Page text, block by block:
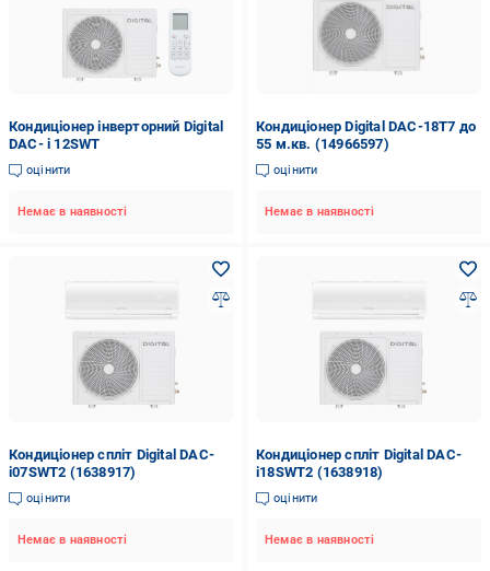
Кондиціонер інверторний Digital
DAC- i 12SWT
оцінити
Немає в наявності
Кондиціонер Digital DAC-18T7 до
55 м.кв. (14966597)
оцінити
Немає в наявності
Кондиціонер спліт Digital DAC-
i07SWT2 (1638917)
оцінити
Немає в наявності
Кондиціонер спліт Digital DAC-
i18SWT2 (1638918)
оцінити
Немає в наявності